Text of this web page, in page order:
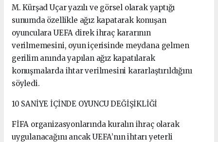
M. Kürşad Uçar yazılı ve görsel olarak yaptığı
sunumda özellikle ağız kapatarak konuşan
oyunculara UEFA direk ihraç kararının
verilmemesini, oyun içerisinde meydana gelmen
gerilim anında yapılan ağız kapatılarak
konuşmalarda ihtar verilmesini kararlaştırıldığını
söyledi.
10 SANİYE İÇİNDE OYUNCU DEĞİŞİKLİĞİ
FİFA organizasyonlarında kuralın ihraç olarak
uygulanacağını ancak UEFA’nın ihtarı yeterli